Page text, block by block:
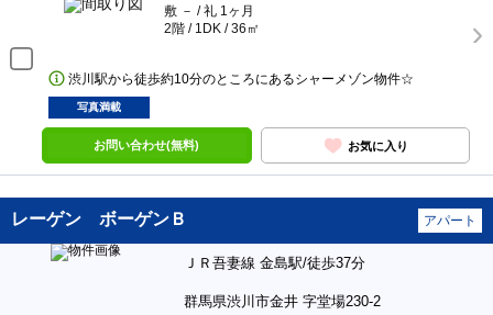
敷 － / 礼 1ヶ月
2階 / 1DK / 36㎡
渋川駅から徒歩約10分のところにあるシャーメゾン物件☆
写真満載
お問い合わせ(無料) お気に入り
レーゲン ボーゲンＢ アパート
ＪＲ吾妻線 金島駅/徒歩37分
群馬県渋川市金井 字堂場230-2